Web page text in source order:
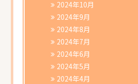
2024年10月
2024年9月
2024年8月
2024年7月
2024年6月
2024年5月
2024年4月